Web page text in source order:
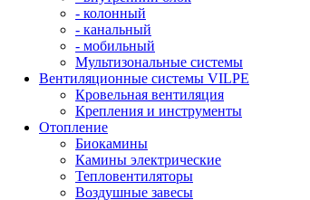
- колонный
- канальный
- мобильный
Мультизональные системы
Вентиляционные системы VILPE
Кровельная вентиляция
Крепления и инструменты
Отопление
Биокамины
Камины электрические
Тепловентиляторы
Воздушные завесы